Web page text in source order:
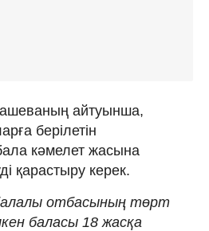
айтуынша,
берілетін
кәмелет жасына
қарастыру керек.
отбасының төрт
баласы 18 жасқа